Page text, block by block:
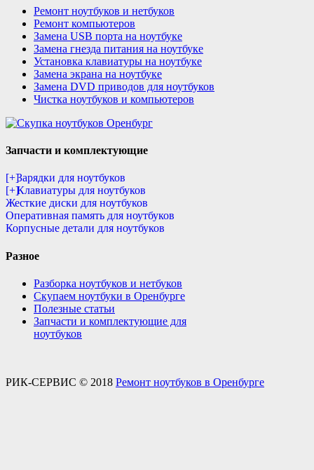
Ремонт ноутбуков и нетбуков
Ремонт компьютеров
Замена USB порта на ноутбуке
Замена гнезда питания на ноутбуке
Установка клавиатуры на ноутбуке
Замена экрана на ноутбуке
Замена DVD приводов для ноутбуков
Чистка ноутбуков и компьютеров
Запчасти и комплектующие
[+]Зарядки для ноутбуков
[+]Клавиатуры для ноутбуков
Жесткие диски для ноутбуков
Оперативная память для ноутбуков
Корпусные детали для ноутбуков
Разное
Разборка ноутбуков и нетбуков
Скупаем ноутбуки в Оренбурге
Полезные статьи
Запчасти и комплектующие для
ноутбуков
РИК-СЕРВИС © 2018 Ремонт ноутбуков в Оренбурге